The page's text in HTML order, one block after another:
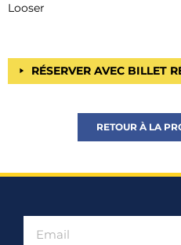
Looser
RÉSERVER AVEC BILLET
RETOUR À LA